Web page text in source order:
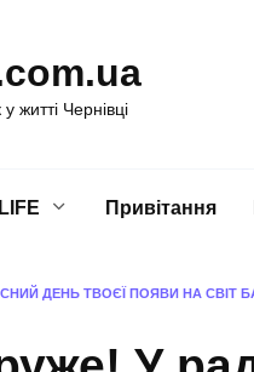
житті Чернівці
LIFE Привітання
ДЕНЬ ТВОЄЇ ПОЯВИ НА СВІТ